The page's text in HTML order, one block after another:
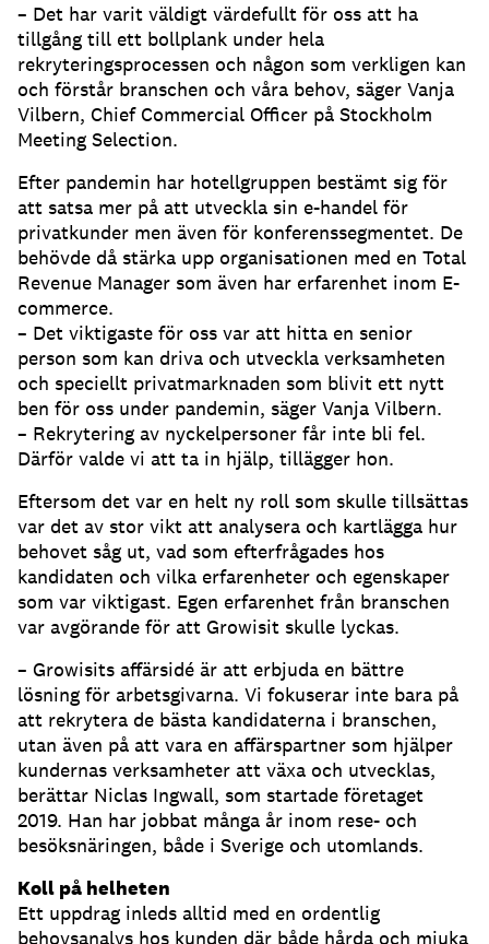
– Det har varit väldigt värdefullt för oss att ha
tillgång till ett bollplank under hela
rekryteringsprocessen och någon som verkligen kan
och förstår branschen och våra behov, säger Vanja
Vilbern, Chief Commercial Officer på Stockholm
Meeting Selection.
Efter pandemin har hotellgruppen bestämt sig för
att satsa mer på att utveckla sin e-handel för
privatkunder men även för konferenssegmentet. De
behövde då stärka upp organisationen med en Total
Revenue Manager som även har erfarenhet inom E-
commerce.
– Det viktigaste för oss var att hitta en senior
person som kan driva och utveckla verksamheten
och speciellt privatmarknaden som blivit ett nytt
ben för oss under pandemin, säger Vanja Vilbern.
– Rekrytering av nyckelpersoner får inte bli fel.
Därför valde vi att ta in hjälp, tillägger hon.
Eftersom det var en helt ny roll som skulle tillsättas
var det av stor vikt att analysera och kartlägga hur
behovet såg ut, vad som efterfrågades hos
kandidaten och vilka erfarenheter och egenskaper
som var viktigast. Egen erfarenhet från branschen
var avgörande för att Growisit skulle lyckas.
– Growisits affärsidé är att erbjuda en bättre
lösning för arbetsgivarna. Vi fokuserar inte bara på
att rekrytera de bästa kandidaterna i branschen,
utan även på att vara en affärspartner som hjälper
kundernas verksamheter att växa och utvecklas,
berättar Niclas Ingwall, som startade företaget
2019. Han har jobbat många år inom rese- och
besöksnäringen, både i Sverige och utomlands.
Koll på helheten
Ett uppdrag inleds alltid med en ordentlig
behovsanalys hos kunden där både hårda och mjuka